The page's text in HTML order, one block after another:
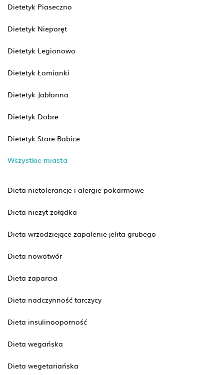
Dietetyk Piaseczno
Dietetyk Nieporęt
Dietetyk Legionowo
Dietetyk Łomianki
Dietetyk Jabłonna
Dietetyk Dobre
Dietetyk Stare Babice
Wszystkie miasta
Dieta nietolerancje i alergie pokarmowe
Dieta nieżyt żołądka
Dieta wrzodziejące zapalenie jelita grubego
Dieta nowotwór
Dieta zaparcia
Dieta nadczynność tarczycy
Dieta insulinooporność
Dieta wegańska
Dieta wegetariańska